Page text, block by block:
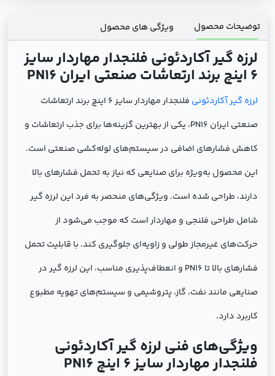
توضیحات محصول ویژگی های محصول
لرزه گیر آکاردئونی فلنجدار مهاردار سایز
6 اینچ برند ارتعاشات صنعتی ایران PN16
لرزه گیر آکاردئونی
فلنجدار مهاردار سایز 6 اینچ برند ارتعاشات
صنعتی ایران PN16، یکی از بهترین گزینه‌ها برای جذب ارتعاشات و
کاهش فشارهای اضافی در سیستم‌های لوله‌کشی صنعتی است.
این محصول به‌ویژه برای صنایعی که نیاز به تحمل فشارهای بالا
دارند، طراحی شده است. ویژگی‌های منحصر به فرد این لرزه گیر
شامل طراحی فلنجی و مهاردار است که موجب می‌شود از
حرکت‌های غیرمجاز طولی و زاویه‌ای جلوگیری کند. با قابلیت تحمل
فشارهای بالا تا PN16 و انعطاف‌پذیری مناسب، این لرزه گیر در
صنایعی مانند نفت، گاز، پتروشیمی و سیستم‌های تهویه مطبوع
کاربرد دارد.
ویژگی‌های فنی لرزه گیر آکاردئونی
فلنجدار مهاردار سایز 6 اینچ PN16